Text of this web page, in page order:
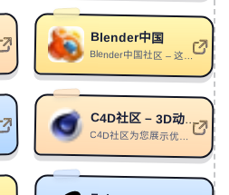
Jim Yosef/Laura Brehm
Bethybai
Bethybai
PICK
GTR7/TEXT/SENKEI
情报站：
token-fbi/： 汇集可领取的AI
工具，提供额度、模型、领取
户快速获取有效资源。
AI PPT生成工具：
： 一款开源免费、本地优先的AI
PPT桌面客户端，支持AI生成可编辑HTML演示文稿、导
Blender中国
Blender中国社区 – 这里有Blender的最新资讯
C4D社区 – 3D动画制作动态设计师交流平台
C4D社区为您展示优秀的动态视频展示，为优秀的广大3D动画动效设计师提供参考灵感，为3D动画制作行业中国用户提供一个优秀良好的交流互动中心。在这里还可以下载到常用的软件工具以及CG素材。